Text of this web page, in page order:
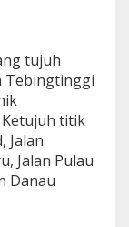
tujuh
Tebingtinggi
Ketujuh titik
Jalan
Jalan Pulau
Danau